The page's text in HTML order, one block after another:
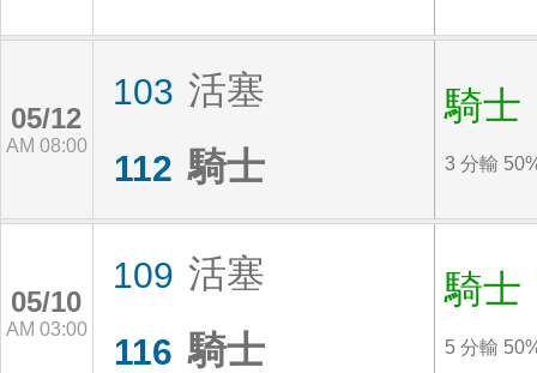
05/12
AM 08:00
103 活塞
112 騎士
騎士
3 分輸
05/10
AM 03:00
109 活塞
116 騎士
騎士
5 分輸